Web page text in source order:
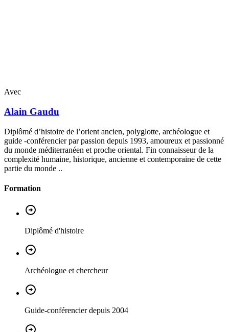
Avec
Alain Gaudu
Diplômé d’histoire de l’orient ancien, polyglotte, archéologue et
guide -conférencier par passion depuis 1993, amoureux et passionné
du monde méditerranéen et proche oriental. Fin connaisseur de la
complexité humaine, historique, ancienne et contemporaine de cette
partie du monde ..
Formation
Diplômé d'histoire
Archéologue et chercheur
Guide-conférencier depuis 2004